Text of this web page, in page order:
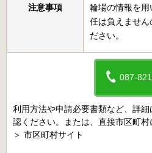
注意事項
輪場の情報を
任は負えません
ださい。
087-
利用方法や申請必要書類など、詳
認ください。または、直接市区町村
＞ 市区町村サイト